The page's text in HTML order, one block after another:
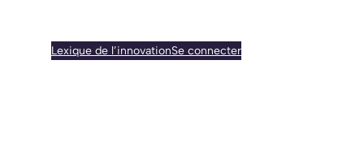
Lexique de l’innovationSe connecter